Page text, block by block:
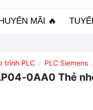
MÃI 🔥
trình PLC / PLC Siemens
0AA0 Thẻ